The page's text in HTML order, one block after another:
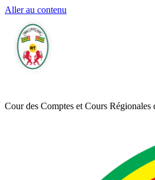
Aller au contenu
Cour des Comptes et Cours Régionales